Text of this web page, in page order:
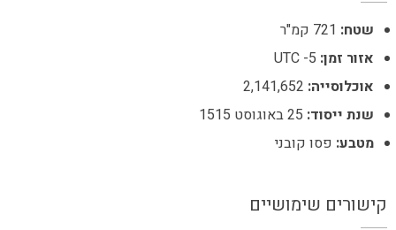
שטח:
אזור זמן:
אוכלוסייה:
שנת ייסוד:
מטבע: פסו קובני
קישורים שימושיים